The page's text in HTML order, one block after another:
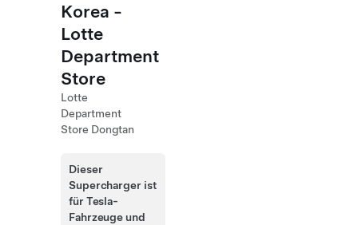
Korea -
Lotte
Department
Store
Lotte
Department
Store Dongtan
Dieser
Supercharger ist
für Tesla-
Fahrzeuge und